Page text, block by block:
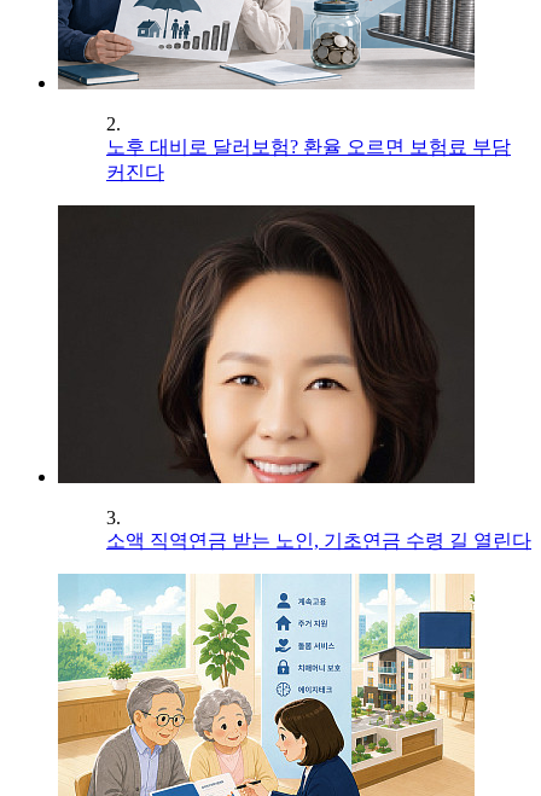
2.
노후 대비로 달러보험? 환율 오르면 보험료 부담
커진다
3.
소액 직역연금 받는 노인, 기초연금 수령 길 열린다